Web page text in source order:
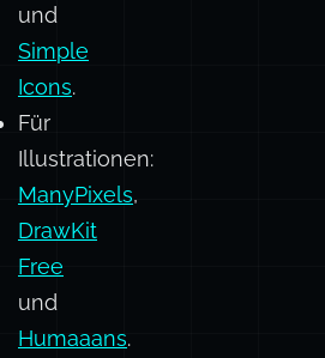
Icons:
Lucide
Iconoir
und
Simple
Icons.
Für
Illustrationen:
ManyPixels
DrawKit